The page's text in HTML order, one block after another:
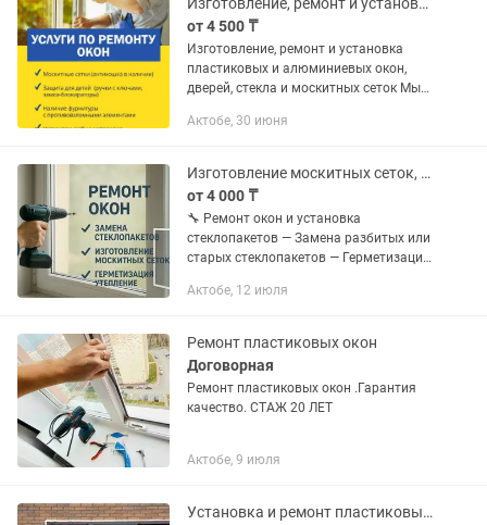
от 4 500 ₸
Изготовление, ремонт и установка
пластиковых и алюминиевых окон,
дверей, стекла и москитных сеток Мы
по изготовлению, установке и ремонту
Актобе, 30 июня
Изготовление москитных сеток, замена стеклопакетов, ремонт пластиковых окон
от 4 000 ₸
🔧 Ремонт окон и установка
стеклопакетов — Замена разбитых или
старых стеклопакетов — Герметизация,
фурнитуры, восстановление плотного
Актобе, 12 июля
Ремонт пластиковых окон
Договорная
Ремонт пластиковых окон .Гарантия
качество. СТАЖ 20 ЛЕТ
Актобе, 9 июля
Установка и ремонт пластиковых окон всех видов, любой сложности.